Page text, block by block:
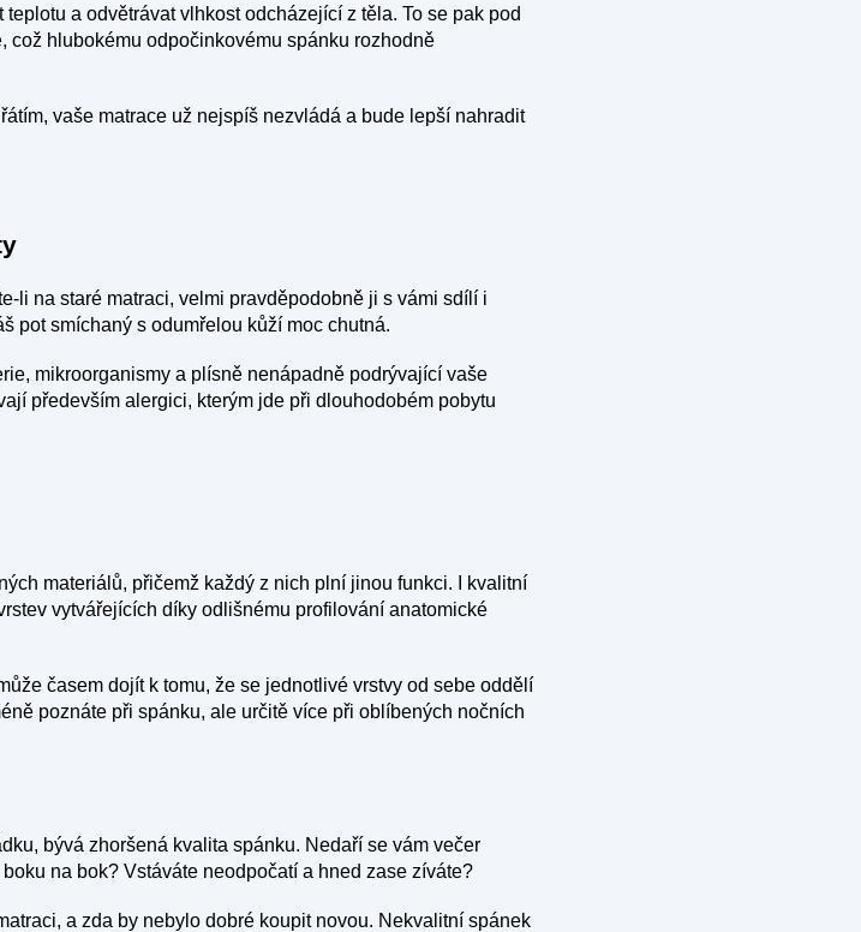
a odvětrávat vlhkost odcházející z těla. To se pak pod
což hlubokému odpočinkovému spánku rozhodně
vaše matrace už nejspíš nezvládá a bude lepší nahradit
li na staré matraci, velmi pravděpodobně ji s vámi sdílí i
pot smíchaný s odumřelou kůží moc chutná.
mikroorganismy a plísně nenápadně podrývající vaše
především alergici, kterým jde při dlouhodobém pobytu
materiálů, přičemž každý z nich plní jinou funkci. I kvalitní
vytvářejících díky odlišnému profilování anatomické
časem dojít k tomu, že se jednotlivé vrstvy od sebe oddělí
poznáte při spánku, ale určitě více při oblíbených nočních
bývá zhoršená kvalita spánku. Nedaří se vám večer
na bok? Vstáváte neodpočatí a hned zase zíváte?
a zda by nebylo dobré koupit novou. Nekvalitní spánek